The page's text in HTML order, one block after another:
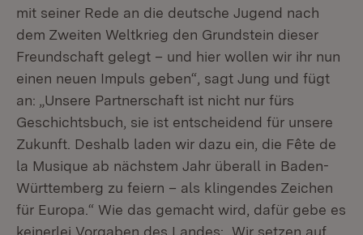
mit seiner Rede an die deutsche Jugend nach
dem Zweiten Weltkrieg den Grundstein dieser
Freundschaft gelegt – und hier wollen wir ihr nun
einen neuen Impuls geben“, sagt Jung und fügt
an: „Unsere Partnerschaft ist nicht nur fürs
Geschichtsbuch, sie ist entscheidend für unsere
Zukunft. Deshalb laden wir dazu ein, die Fête de
la Musique ab nächstem Jahr überall in Baden-
Württemberg zu feiern – als klingendes Zeichen
für Europa.“ Wie das gemacht wird, dafür gebe es
keinerlei Vorgaben des Landes: „Wir setzen auf